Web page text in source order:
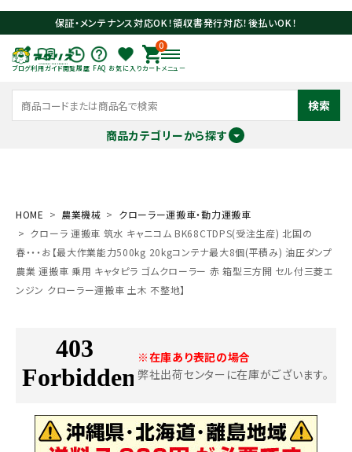
保証・メンテナンス対応OK！領収書発行対応！後払いOK！
ブログ利用ガイド閲覧履歴 FAQ お気に入り
0
カート メニュー
検索
商品カテゴリーから探す
search
お気に入り一覧
閲覧履歴一覧
HOME 農業機械
クローラー運搬車・動力運搬車
クローラ 運搬車 筑水 キャニコム BK68CTDPS(受注生産) 北国の
春・・・お【最大作業能力500kg 20kgコンテナ最大8個(平積み) 油圧ダンプ
農業 運搬車 乗用 キャタピラ ゴムクローラー 赤 箱型三方開 セル付三菱エ
ンジン クローラー運搬車 土木 不整地】
※在庫あり表記の場合
弊社出荷センターに在庫がございます。